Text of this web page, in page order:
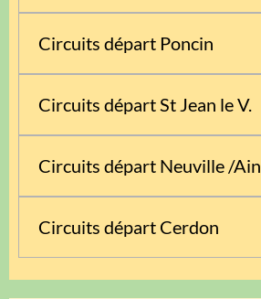
Circuits départ Poncin
Circuits départ St Jean le V.
Circuits départ Neuville /Ain
Circuits départ Cerdon